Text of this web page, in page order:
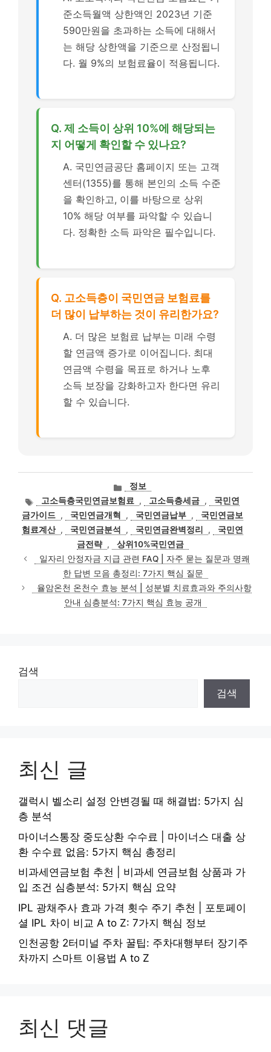
준소득월액 상한액인 2023년 기준
590만원을 초과하는 소득에 대해서
는 해당 상한액을 기준으로 산정됩니
다. 월 9%의 보험료율이 적용됩니다.
Q. 제 소득이 상위 10%에 해당되는
지 어떻게 확인할 수 있나요?
A. 국민연금공단 홈페이지 또는 고객
센터(1355)를 통해 본인의 소득 수준
을 확인하고, 이를 바탕으로 상위
10% 해당 여부를 파악할 수 있습니
다. 정확한 소득 파악은 필수입니다.
Q. 고소득층이 국민연금 보험료를
더 많이 납부하는 것이 유리한가요?
A. 더 많은 보험료 납부는 미래 수령
할 연금액 증가로 이어집니다. 최대
연금액 수령을 목표로 하거나 노후
소득 보장을 강화하고자 한다면 유리
할 수 있습니다.
카
테
고
리
정보
태
그
고소득층국민연금보험료 , 고소득층세금 ,
국민연
금가이드 , 국민연금개혁 , 국민연금납부 ,
국민연금보
험료계산 , 국민연금분석 , 국민연금완벽정리 ,
국민연
금전략 ,
상위10%국민연금
일자리 안정자금 지급 관련 FAQ | 자주 묻는 질문과 명쾌
한 답변 모음 총정리: 7가지 핵심 질문
율암온천 온천수 효능 분석 | 성분별 치료효과와 주의사항
안내 심층분석: 7가지 핵심 효능 공개
검색
검색
최신 글
갤럭시 벨소리 설정 안변경될 때 해결법: 5가지 심
층 분석
마이너스통장 중도상환 수수료 | 마이너스 대출 상
환 수수료 없음: 5가지 핵심 총정리
비과세연금보험 추천 | 비과세 연금보험 상품과 가
입 조건 심층분석: 5가지 핵심 요약
IPL 광채주사 효과 가격 횟수 주기 추천 | 포토페이
셜 IPL 차이 비교 A to Z: 7가지 핵심 정보
인천공항 2터미널 주차 꿀팁: 주차대행부터 장기주
차까지 스마트 이용법 A to Z
최신 댓글